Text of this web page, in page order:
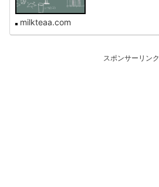
milkteaa.com
スポンサーリンク